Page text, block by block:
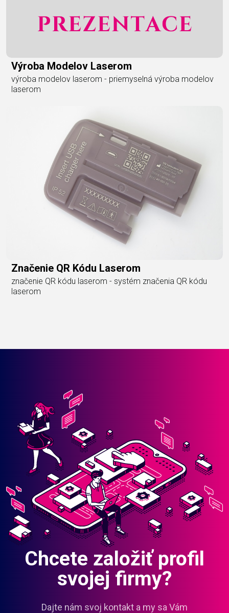
Výroba Modelov Laserom
výroba modelov laserom - priemyselná výroba modelov
laserom
Značenie QR Kódu Laserom
značenie QR kódu laserom - systém značenia QR kódu
laserom
Chcete založiť profil
svojej firmy?
Dajte nám svoj kontakt a my sa Vám